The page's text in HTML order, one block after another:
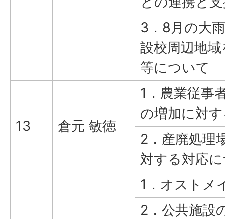
3．8月の大
設校周辺地
等について
13 倉元 敏徳
1．農業従事
の増加に対
2．産廃処理
対する対応
1．オストメ
2．公共施設